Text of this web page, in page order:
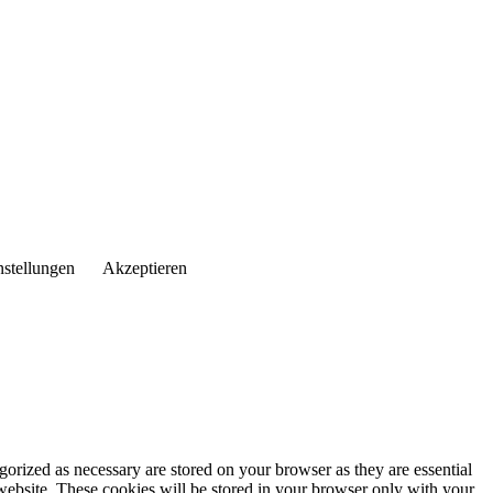
Akzeptieren
as necessary are stored on your browser as they are essential
These cookies will be stored in your browser only with your